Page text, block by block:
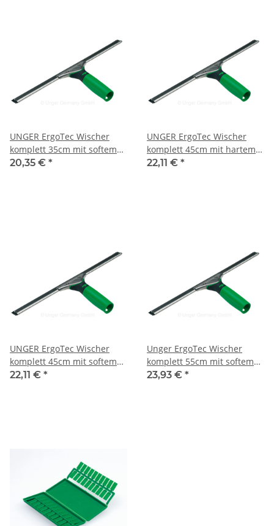
UNGER ErgoTec Wischer
komplett 35cm mit softem
Gummi
20,35 € *
UNGER ErgoTec Wischer
komplett 45cm mit hartem
Gummi
22,11 € *
UNGER ErgoTec Wischer
komplett 45cm mit softem
Gummi
22,11 € *
Unger ErgoTec Wischer
komplett 55cm mit softem
Gummi
23,93 € *